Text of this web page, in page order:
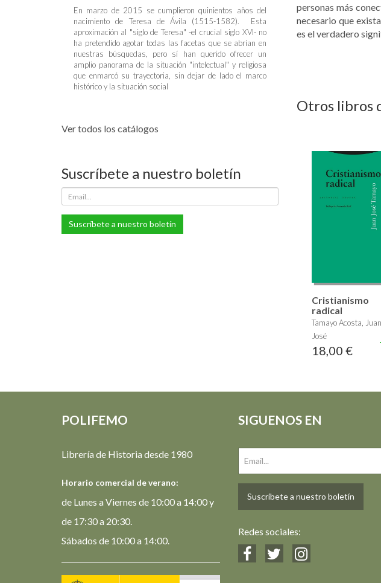
En marzo de 2015 se cumplieron quinientos años del
nacimiento de Teresa de Ávila (1515-1582). Esta
aproximación al "siglo de Teresa" -el crucial siglo XVI- no
ha pretendido agotar todas las facetas que se abrían en
nuestras búsquedas, pero sí han querido ofrecer un
amplio panorama de la situación "intelectual" y religiosa
que enmarcó su trayectoria, sin dejar de lado el marco
histórico y la situación social
Ver todos los catálogos
Suscríbete a nuestro boletín
Suscríbete a nuestro boletín
personas más
necesario que
es el verdadero
Otros libros
Cristianismo
radical
Tamayo Acosta, Juan
José
18,00 €
POLIFEMO
Librería de Historia desde 1980
Horario comercial de verano:
de Lunes a Viernes de 10:00 a 14:00 y
de 17:30 a 20:30.
Sábados de 10:00 a 14:00.
SIGUENOS EN
Suscríbete a nuestro boletín
Redes sociales: